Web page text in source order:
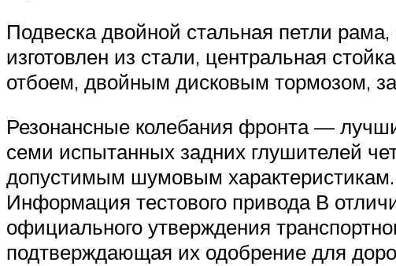
Подвеска двойной стальная петли
изготовлен из стали, центральная
отбоем, двойным дисковым тормозом,
Резонансные колебания фронта —
семи испытанных задних глушителей
допустимым шумовым
Информация тестового привода В
официального утверждения
подтверждающая их одобрение для